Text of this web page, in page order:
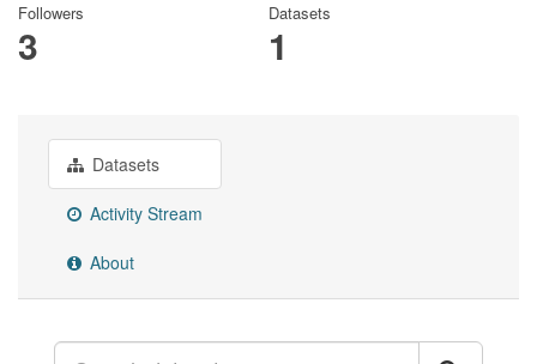
Followers
3
Datasets
1
Datasets
Activity Stream
About